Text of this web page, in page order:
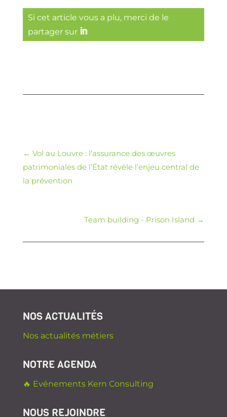
Si cet article vous a plu, merci de le
partager sur
← Vol au Louvre : l’assurance des œuvres
patrimoniales de l’État révèle l’enjeu central de
la prévention
Team building - Prison Island →
NOS ACTUALITÉS
Nos actualités métiers
NOTRE AGENDA
🔥 Evénements Kern Consulting
NOUS REJOINDRE